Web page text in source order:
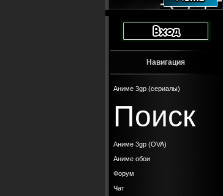
Навигация
Аниме 3gp (сериалы)
Поиск
Аниме 3gp (OVA)
Аниме обои
Форум
Чат